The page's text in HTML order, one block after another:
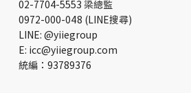
02-7704-5553 梁總監
0972-000-048 (LINE搜尋)
LINE: @yiiegroup
E: icc@yiiegroup.com
​統編：93789376